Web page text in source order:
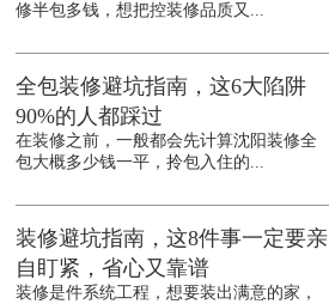
修半包多钱，想把控装修品质又...
全包装修避坑指南，这6大陷阱
90%的人都踩过
在装修之前，一般都会先计算沈阳装修全
包大概多少钱一平，拎包入住的...
装修避坑指南，这8件事一定要亲
自盯紧，省心又靠谱
装修是件系统工程，想要装出满意的家，